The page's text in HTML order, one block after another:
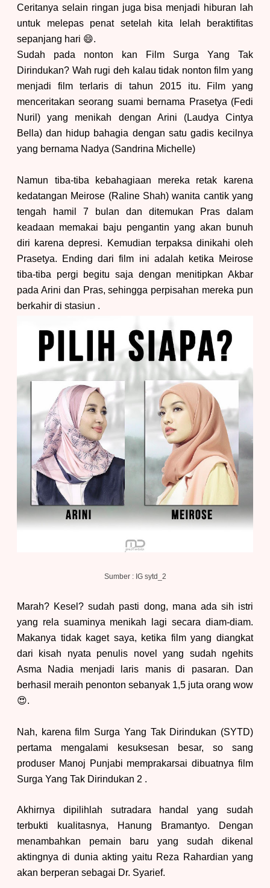
Ceritanya selain ringan juga bisa menjadi hiburan lah
untuk melepas penat setelah kita lelah beraktifitas
sepanjang hari 😄.
Sudah pada nonton kan Film Surga Yang Tak
Dirindukan? Wah rugi deh kalau tidak nonton film yang
menjadi film terlaris di tahun 2015 itu. Film yang
menceritakan seorang suami bernama Prasetya (Fedi
Nuril) yang menikah dengan Arini (Laudya Cintya
Bella) dan hidup bahagia dengan satu gadis kecilnya
yang bernama Nadya (Sandrina Michelle)
Namun tiba-tiba kebahagiaan mereka retak karena
kedatangan Meirose (Raline Shah) wanita cantik yang
tengah hamil 7 bulan dan ditemukan Pras dalam
keadaan memakai baju pengantin yang akan bunuh
diri karena depresi.
Kemudian terpaksa dinikahi oleh
Prasetya. Ending dari film ini adalah ketika Meirose
tiba-tiba pergi begitu saja dengan menitipkan Akbar
pada Arini dan Pras,sehingga perpisahan mereka pun
berkahir di stasiun .
Sumber : IG sytd_2
Marah? Kesel? sudah pasti dong, mana ada sih istri
yang rela suaminya menikah lagi secara diam-diam.
Makanya tidak kaget saya, ketika film yang diangkat
dari kisah nyata penulis novel yang sudah ngehits
Asma Nadia menjadi laris manis di pasaran. Dan
berhasil meraih penonton sebanyak 1,5 juta orang wow
😍.
Nah, karena film Surga Yang Tak Dirindukan (SYTD)
pertama mengalami kesuksesan besar, so sang
produser Manoj Punjabi memprakarsai dibuatnya film
Surga Yang Tak Dirindukan 2 .
Akhirnya dipilihlah sutradara handal yang sudah
terbukti kualitasnya, Hanung Bramantyo. Dengan
menambahkan pemain baru yang sudah dikenal
aktingnya di dunia akting yaitu Reza Rahardian yang
akan berperan sebagai Dr. Syarief.